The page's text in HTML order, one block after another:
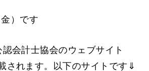
）です
会計士協会のウェブサイト
されます。以下のサイトです⇓